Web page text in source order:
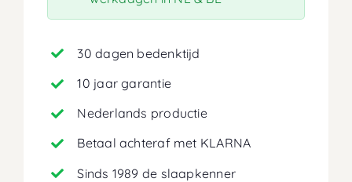
30 dagen bedenktijd
10 jaar garantie
Nederlands productie
Betaal achteraf met KLARNA
Sinds 1989 de slaapkenner